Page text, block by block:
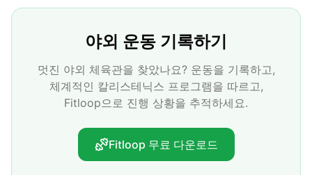
야외 운동 기록하기
멋진 야외 체육관을 찾았나요? 운동을 기록하고,
체계적인 칼리스테닉스 프로그램을 따르고,
Fitloop으로 진행 상황을 추적하세요.
Fitloop 무료 다운로드